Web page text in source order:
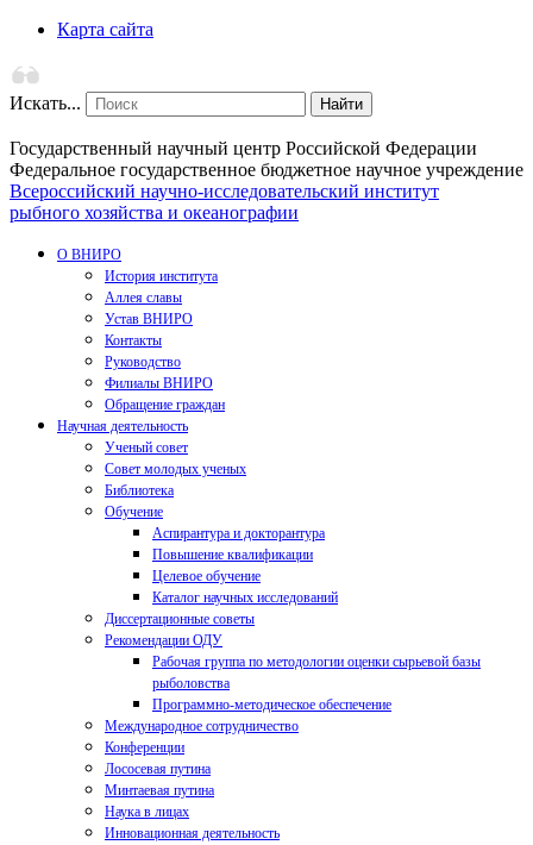
Карта сайта
Искать... Найти
Государственный научный центр Российской Федерации
Федеральное государственное бюджетное научное учреждение
Всероссийский научно-исследовательский институт
рыбного хозяйства и океанографии
О ВНИРО
История института
Аллея славы
Устав ВНИРО
Контакты
Руководство
Филиалы ВНИРО
Обращение граждан
Научная деятельность
Ученый совет
Совет молодых ученых
Библиотека
Обучение
Аспирантура и докторантура
Повышение квалификации
Целевое обучение
Каталог научных исследований
Диссертационные советы
Рекомендации ОДУ
Рабочая группа по методологии оценки сырьевой базы
рыболовства
Программно-методическое обеспечение
Международное сотрудничество
Конференции
Лососевая путина
Минтаевая путина
Наука в лицах
Инновационная деятельность